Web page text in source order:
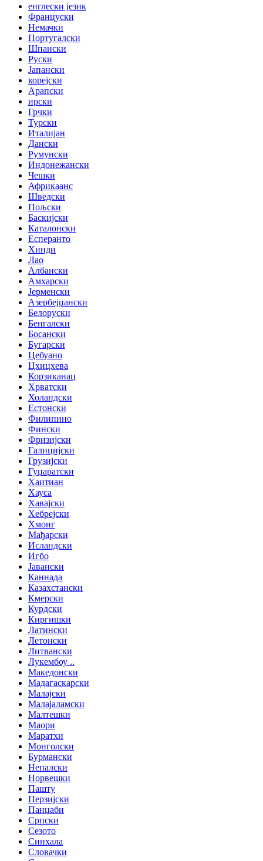
енглески језик
Француски
Немачки
Португалски
Шпански
Руски
Јапански
корејски
Арапски
ирски
Грчки
Турски
Италијан
Дански
Румунски
Индонежански
Чешки
Африкаанс
Шведски
Пољски
Баскијски
Каталонски
Есперанто
Хинди
Лао
Албански
Амхарски
Јерменски
Азербејџански
Белоруски
Бенгалски
Босански
Бугарски
Цебуано
Цхицхева
Корзиканац
Хрватски
Холандски
Естонски
Филипино
Фински
Фризијски
Галицијски
Грузијски
Гуџаратски
Хаитиан
Хауса
Хавајски
Хебрејски
Хмонг
Мађарски
Исландски
Игбо
Јавански
Каннада
Казахстански
Кмерски
Курдски
Киргишки
Латински
Летонски
Литвански
Лукембоу ..
Македонски
Мадагаскарски
Малајски
Малајаламски
Малтешки
Маори
Маратхи
Монголски
Бурмански
Непалски
Норвешки
Пашту
Перзијски
Панџаби
Српски
Сезото
Синхала
Словачки